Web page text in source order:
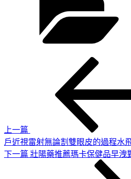
上一篇
戶近視雷射無論割雙眼皮的過程水
下
下一篇 壯陽藥推薦瑪卡保健品早洩